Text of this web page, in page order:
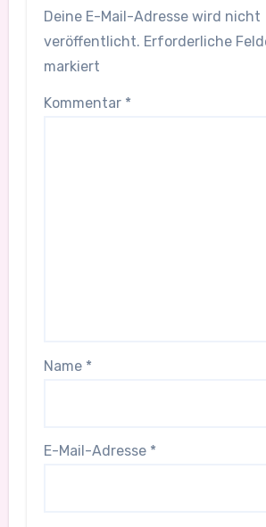
Deine E-Mail-Adresse wird nicht
veröffentlicht. Erforderliche
markiert
Kommentar *
Name *
E-Mail-Adresse *